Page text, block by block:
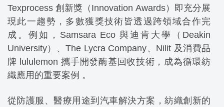
Texprocess 創新獎（Innovation Awards）即充分展
現此一趨勢，多數獲獎技術皆透過跨領域合作完
成。例如，Samsara Eco 與迪肯大學（Deakin
University）、The Lycra Company、Nilit 及消費品
牌 lululemon 攜手開發酶基回收技術，成為循環紡
織應用的重要案例 。
從防護服、醫療用途到汽車解決方案，紡織創新的